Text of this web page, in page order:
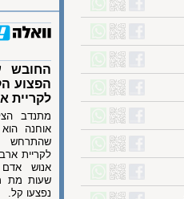
החובש
הפצוע
לקריית
מתנדב
אוחנה
שהתרחש
לקריית
אנוש
שעות מת
נפצעו קל.